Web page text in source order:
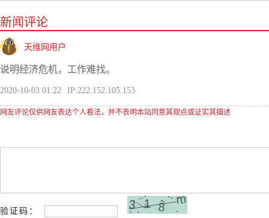
新闻评论
天维网用户
说明经济危机，工作难找。
2020-10-03 01:22 IP:222.152.105.153
网友评论仅供网友表达个人看法，并不表明本站同意其观点或证实其描述
验证码：